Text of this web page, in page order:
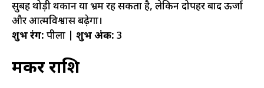
सुबह थोड़ी थकान या भ्रम रह सकता है, लेकिन दोपहर बाद ऊर्जा
और आत्मविश्वास बढ़ेगा।
शुभ रंग: पीला | शुभ अंक: 3
मकर राशि